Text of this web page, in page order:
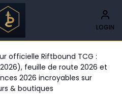
LOGIN
officielle Riftbound TCG :
feuille de route 2026 et
2026 incroyables sur
& boutiques